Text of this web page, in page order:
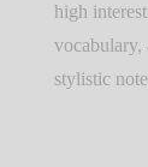
high
vocabulary,
stylistic